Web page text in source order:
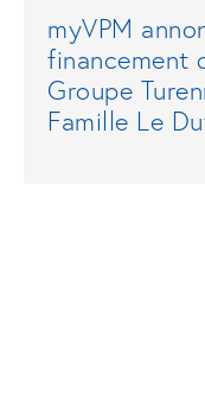
myVPM
financement
Groupe
Famille Le